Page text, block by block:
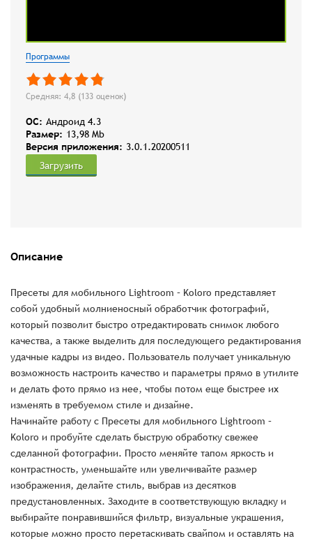
Программы
Средняя: 4,8 (133 оценок)
OC: Андроид 4.3
Размер: 13,98 Mb
Версия приложения: 3.0.1.20200511
Загрузить
Описание
Пресеты для мобильного Lightroom – Koloro представляет
собой удобный молниеносный обработчик фотографий,
который позволит быстро отредактировать снимок любого
качества, а также выделить для последующего редактирования
удачные кадры из видео. Пользователь получает уникальную
возможность настроить качество и параметры прямо в утилите
и делать фото прямо из нее, чтобы потом еще быстрее их
изменять в требуемом стиле и дизайне.
Начинайте работу с Пресеты для мобильного Lightroom –
Koloro и пробуйте сделать быструю обработку свежее
сделанной фотографии. Просто меняйте тапом яркость и
контрастность, уменьшайте или увеличивайте размер
изображения, делайте стиль, выбрав из десятков
предустановленных. Заходите в соответствующую вкладку и
выбирайте понравившийся фильтр, визуальные украшения,
которые можно просто перетаскивать свайпом и оставлять на